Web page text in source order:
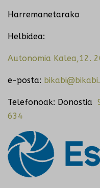
Harremanetarako
Helbidea:
Autonomia Kalea,12.
e-posta:
Telefonoak: Donostia
634